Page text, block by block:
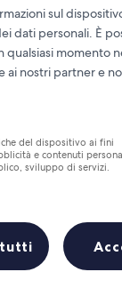
notte di
7 ago - 9 ago
sul
dati personali. È
momento
ai nostri partner e
del dispositivo ai fini
e contenuti
sviluppo di servizi.